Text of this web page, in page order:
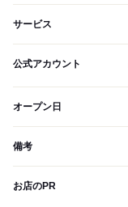
サービス
公式アカウント
オープン日
備考
お店のPR